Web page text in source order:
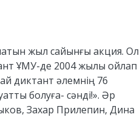
жыл сайынғы акция. Ол
ҰМУ-де 2004 жылы ойлап
диктант әлемнің 76
болуға- сәнді!». Әр
Захар Прилепин, Дина